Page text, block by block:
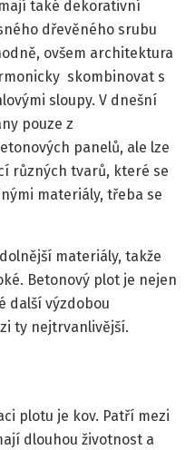
také dekorativní
dřevěného srubu
ovšem architektura
skombinovat s
sloupy. V dnešní
pouze z
panelů, ale lze
různých tvarů, které se
materiály, třeba se
materiály, takže
Betonový plot je nejen
další výzdobou
ty nejtrvanlivější.
plotu je kov. Patří mezi
dlouhou životnost a